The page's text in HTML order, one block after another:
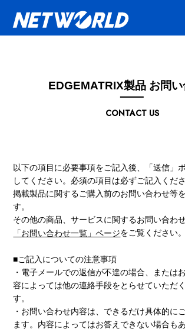
CONTACT US
EDGEMATRIX製品 お問
以下の項目に必要事項をご記入後、「送信」
してください。必須の項目は必ずご記入くださ
掲載製品に関するご購入前のお問い合わせ等
す。
その他の商品、サービスに関するお問い合わ
「お問い合わせ一覧」ページをご覧ください。
■ご記入についての注意事項
・電子メールでの返信が不達の場合、または
容によっては他の連絡手段をとらせていただ
す。
・お問い合わせ内容は、できるだけ具体的に
ます。内容によってはお答えできない場合も